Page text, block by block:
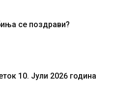
се поздрави?
10. Јули 2026 година